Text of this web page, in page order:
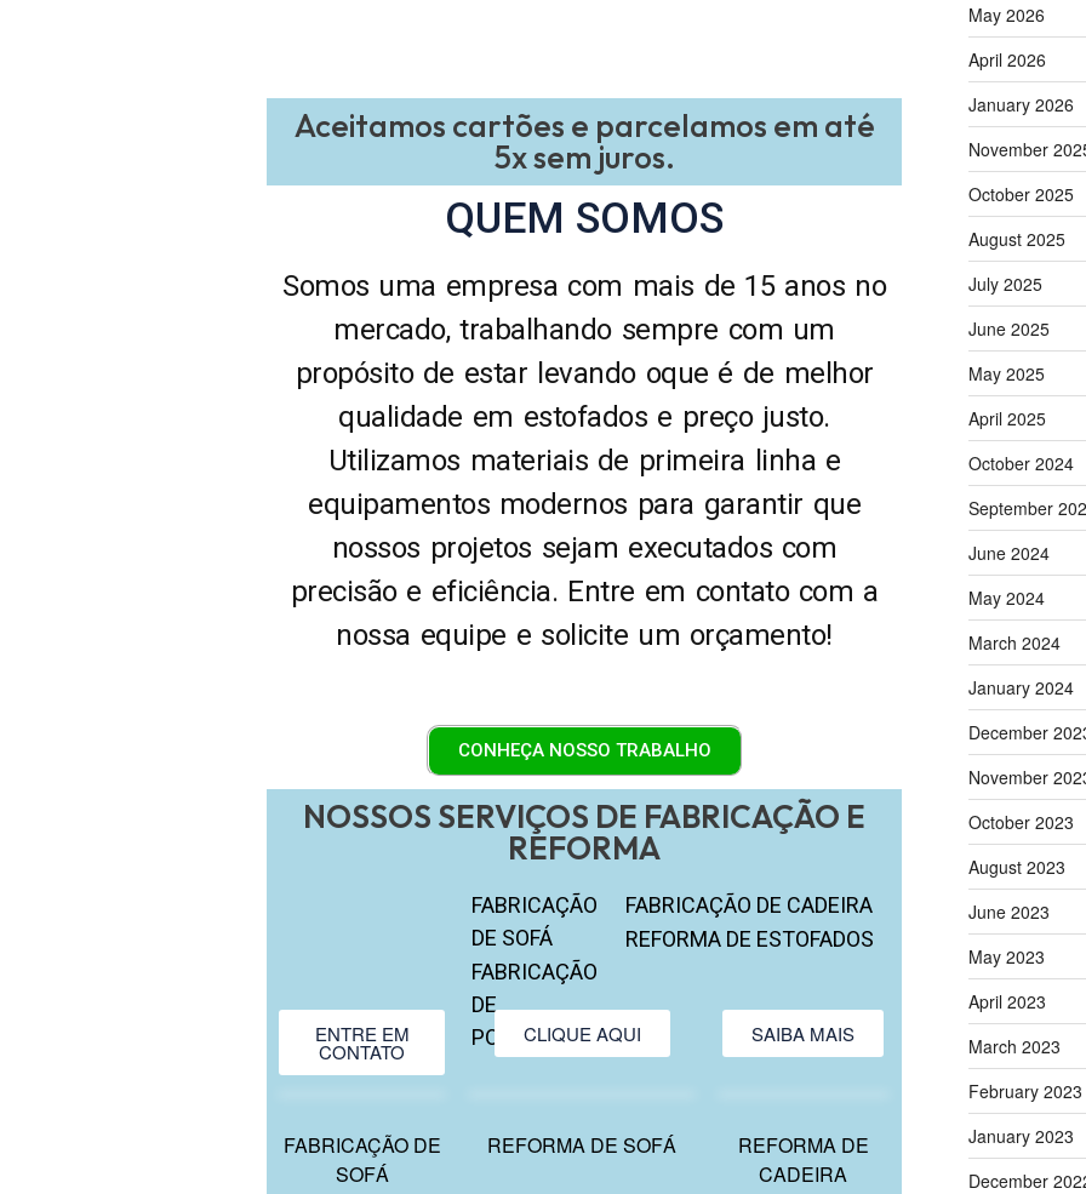
Aceitamos cartões e parcelamos em até
5x sem juros.
QUEM SOMOS
Somos uma empresa com mais de 15 anos no
mercado, trabalhando sempre com um
propósito de estar levando oque é de melhor
qualidade em estofados e preço justo.
Utilizamos materiais de primeira linha e
equipamentos modernos para garantir que
nossos projetos sejam executados com
precisão e eficiência. Entre em contato com a
nossa equipe e solicite um orçamento!
CONHEÇA NOSSO TRABALHO
NOSSOS SERVIÇOS DE FABRICAÇÃO E
REFORMA
FABRICAÇÃO
DE SOFÁ
FABRICAÇÃO
DE
POLTRONA
FABRICAÇÃO DE CADEIRA
REFORMA DE ESTOFADOS
ENTRE EM
CONTATO
FABRICAÇÃO DE
SOFÁ
CLIQUE AQUI
REFORMA DE SOFÁ
SAIBA MAIS
REFORMA DE
CADEIRA
May 2026
April 2026
January 2026
November
October 2025
August 2025
July 2025
June 2025
May 2025
April 2025
October 2024
September
June 2024
May 2024
March 2024
January 2024
December
November
October 2023
August 2023
June 2023
May 2023
April 2023
March 2023
February 2023
January 2023
December